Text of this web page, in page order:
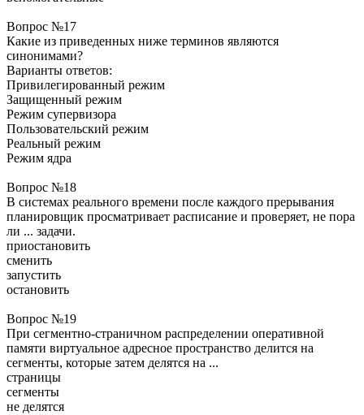
Вопрос №17
Какие из приведенных ниже терминов являются
синонимами?
Варианты ответов:
Привилегированный режим
Защищенный режим
Режим супервизора
Пользовательский режим
Реальный режим
Режим ядра
Вопрос №18
В системах реального времени после каждого прерывания
планировщик просматривает расписание и проверяет, не пора
ли ... задачи.
приостановить
сменить
запустить
остановить
Вопрос №19
При сегментно-страничном распределении оперативной
памяти виртуальное адресное пространство делится на
сегменты, которые затем делятся на ...
страницы
сегменты
не делятся